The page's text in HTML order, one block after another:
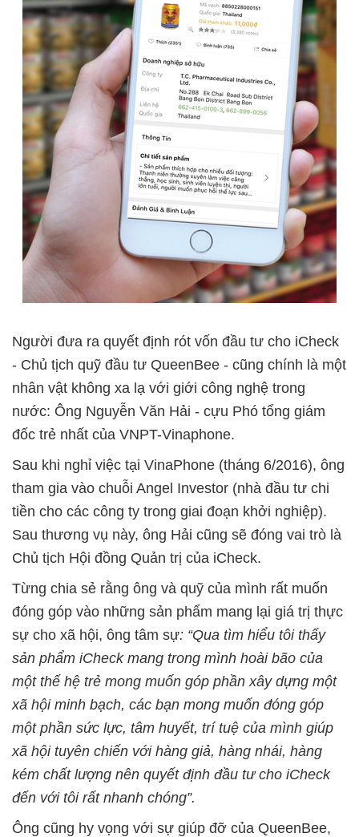
Người đưa ra quyết định rót vốn đầu tư cho iCheck
- Chủ tịch quỹ đầu tư QueenBee - cũng chính là một
nhân vật không xa lạ với giới công nghệ trong
nước: Ông Nguyễn Văn Hải - cựu Phó tổng giám
đốc trẻ nhất của VNPT-Vinaphone.
Sau khi nghỉ việc tại VinaPhone (tháng 6/2016), ông
tham gia vào chuỗi Angel Investor (nhà đầu tư chi
tiền cho các công ty trong giai đoạn khởi nghiệp).
Sau thương vụ này, ông Hải cũng sẽ đóng vai trò là
Chủ tịch Hội đồng Quản trị của iCheck.
Từng chia sẻ rằng ông và quỹ của mình rất muốn
đóng góp vào những sản phẩm mang lại giá trị thực
sự cho xã hội, ông tâm sự: “Qua tìm hiểu tôi thấy
sản phẩm iCheck mang trong mình hoài bão của
một thế hệ trẻ mong muốn góp phần xây dựng một
xã hội minh bạch, các bạn mong muốn đóng góp
một phần sức lực, tâm huyết, trí tuệ của mình giúp
xã hội tuyên chiến với hàng giả, hàng nhái, hàng
kém chất lượng nên quyết định đầu tư cho iCheck
đến với tôi rất nhanh chóng”.
Ông cũng hy vọng với sự giúp đỡ của QueenBee,